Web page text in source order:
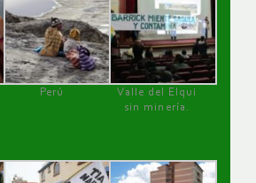
Perú
Valle del Elqui
sin minería.